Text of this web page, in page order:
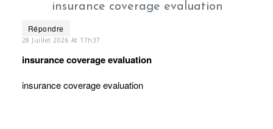
insurance coverage evaluation
Répondre
28 Juillet 2026 At 17h37
insurance coverage evaluation
insurance coverage evaluation